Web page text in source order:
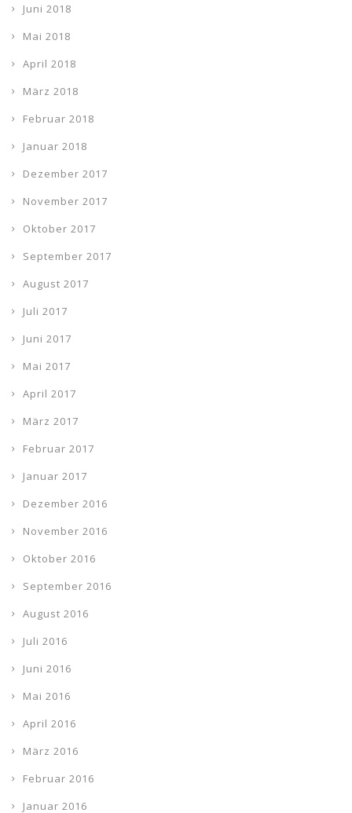
Juni 2018
Mai 2018
April 2018
März 2018
Februar 2018
Januar 2018
Dezember 2017
November 2017
Oktober 2017
September 2017
August 2017
Juli 2017
Juni 2017
Mai 2017
April 2017
März 2017
Februar 2017
Januar 2017
Dezember 2016
November 2016
Oktober 2016
September 2016
August 2016
Juli 2016
Juni 2016
Mai 2016
April 2016
März 2016
Februar 2016
Januar 2016